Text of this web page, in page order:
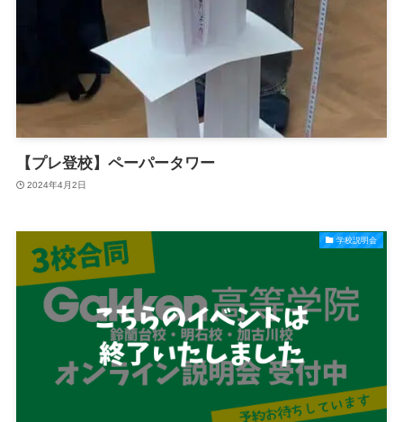
【プレ登校】ペーパータワー
2024年4月2日
学校説明会